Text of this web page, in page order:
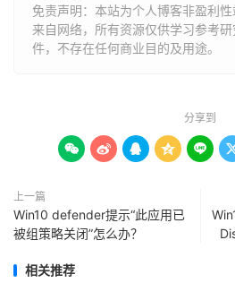
免责声明：本站为个人博客非盈利
来自网络，所有资源仅供学习参考
件，不存在任何商业目的及用途。
分享到
    
上一篇
Win10 defender提示“此应用已
被组策略关闭”怎么办？
相关推荐